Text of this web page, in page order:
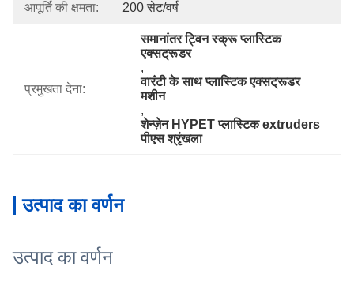
आपूर्ति की क्षमता: 200 सेट/वर्ष
प्रमुखता देना:
समानांतर ट्विन स्क्रू प्लास्टिक
एक्सट्रूडर
वारंटी के साथ प्लास्टिक एक्सट्रूडर
मशीन
शेन्ज़ेन HYPET प्लास्टिक extruders
पीएस श्रृंखला
उत्पाद का वर्णन
उत्पाद का वर्णन